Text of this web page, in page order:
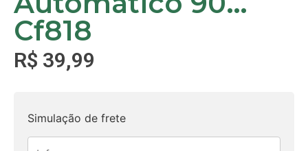
Cf818
R$ 39,99
Simulação de frete